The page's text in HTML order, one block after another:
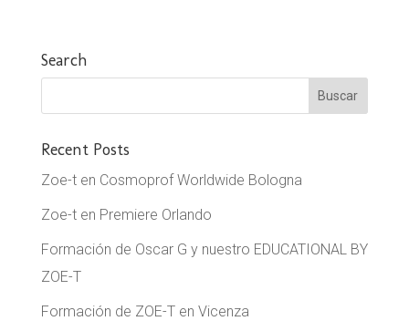
Search
Recent Posts
Zoe-t en Cosmoprof Worldwide Bologna
Zoe-t en Premiere Orlando
Formación de Oscar G y nuestro EDUCATIONAL BY
ZOE-T
Formación de ZOE-T en Vicenza